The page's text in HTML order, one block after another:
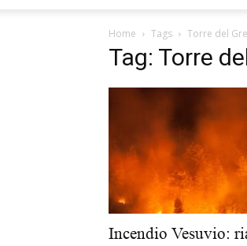
Home Tags Torre del
Tag: Torre
Incendio Vesuvio: